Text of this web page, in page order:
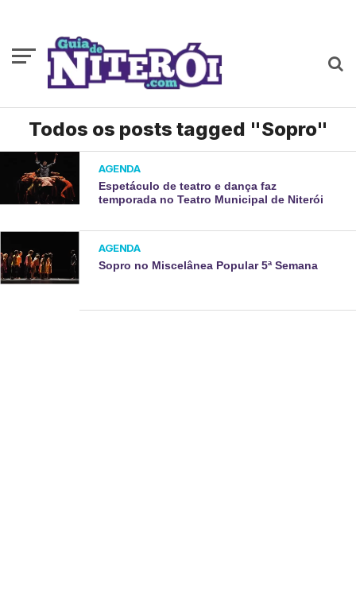
Todos os posts tagged "Sopro"
AGENDA
Espetáculo de teatro e dança faz
temporada no Teatro Municipal de Niterói
AGENDA
Sopro no Miscelânea Popular 5ª Semana